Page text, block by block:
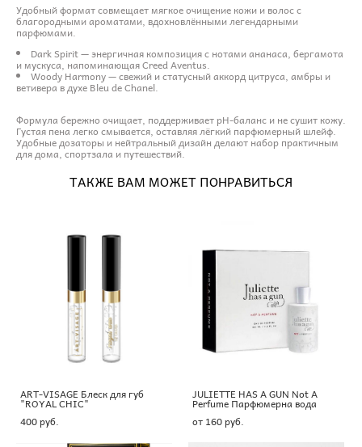
Удобный формат совмещает мягкое очищение кожи и волос с
благородными ароматами, вдохновлёнными легендарными
парфюмами.
Dark Spirit — энергичная композиция с нотами ананаса, бергамота
и мускуса, напоминающая Creed Aventus.
Woody Harmony — свежий и статусный аккорд цитруса, амбры и
ветивера в духе Bleu de Chanel.
Формула бережно очищает, поддерживает pH-баланс и не сушит кожу.
Густая пена легко смывается, оставляя лёгкий парфюмерный шлейф.
Удобные дозаторы и нейтральный дизайн делают набор практичным
для дома, спортзала и путешествий.
ТАКЖЕ ВАМ МОЖЕТ ПОНРАВИТЬСЯ
ART-VISAGE Блеск для губ
"ROYAL CHIC"
400 pуб.
JULIETTE HAS A GUN Not A
Perfume Парфюмерна вода
от 160 pуб.